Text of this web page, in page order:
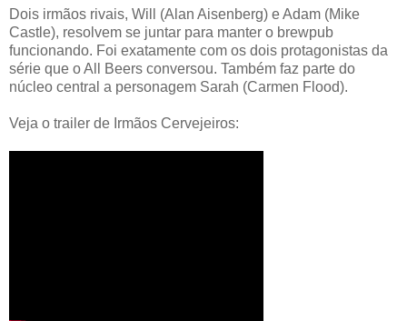
Dois irmãos rivais, Will (Alan Aisenberg) eAdam (Mike
Castle), resolvem se juntar para manter o brewpub
funcionando. Foi exatamente com os dois protagonistas da
série que o All Beers conversou. Também faz parte do
núcleo central a personagem Sarah (Carmen Flood).
Veja o trailer de Irmãos Cervejeiros: